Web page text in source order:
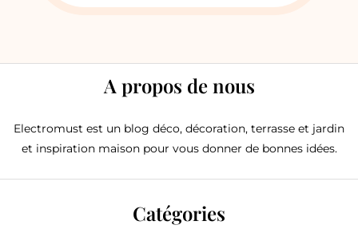
A propos de nous
Electromust est un blog déco, décoration, terrasse et jardin
et inspiration maison pour vous donner de bonnes idées.
Catégories